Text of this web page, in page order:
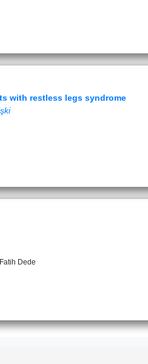
with restless legs syndrome
Dede